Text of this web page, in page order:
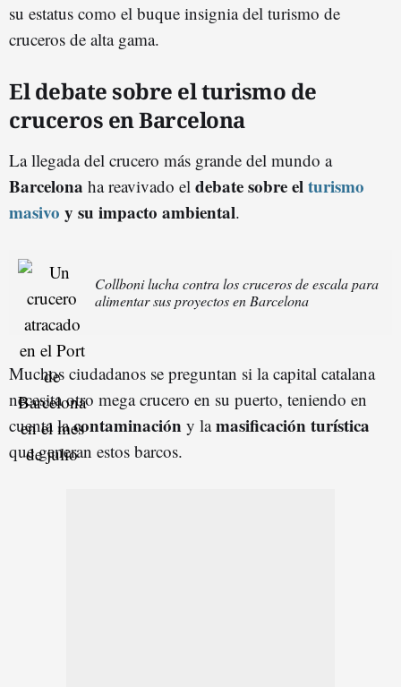
su estatus como el buque insignia del turismo de
cruceros de alta gama.
El debate sobre el turismo de
cruceros en Barcelona
La llegada del crucero más grande del mundo a
Barcelona ha reavivado el debate sobre elturismo
masivo y su impacto ambiental.
Collboni lucha contra los cruceros de escala para
alimentar sus proyectos en Barcelona
Muchos ciudadanos se preguntan si la capital catalana
necesita otro mega crucero en su puerto, teniendo en
cuenta lacontaminación y lamasificación turística
que generan estos barcos.